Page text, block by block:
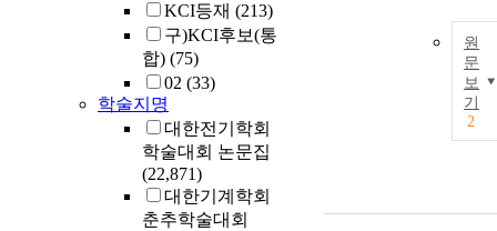
KCI등재 (213)
구)KCI후보(통
합) (75)
02 (33)
학술지명
대한전기학회
학술대회 논문집
(22,871)
대한기계학회
춘추학술대회
원
문
보
기
2